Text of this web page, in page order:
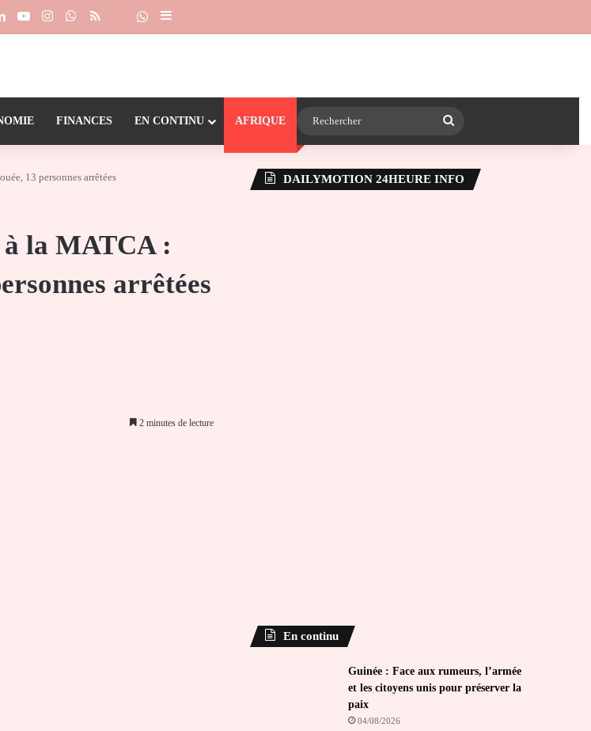
LinkedinYouTubeInstagramWhatsApp
RSS Dailymotion
Suivre la chaîne 24heureinfo sur WhatsApp
Sidebar (barre latérale)
FINANCES EN CONTINU AFRIQUE
13 personnes arrêtées
la MATCA :
arrêtées
2 minutes de lecture
DAILYMOTION 24HEURE INFO
En continu
Guinée : Face aux rumeurs, l’armée
et les citoyens unis pour préserver la
paix
04/08/2026